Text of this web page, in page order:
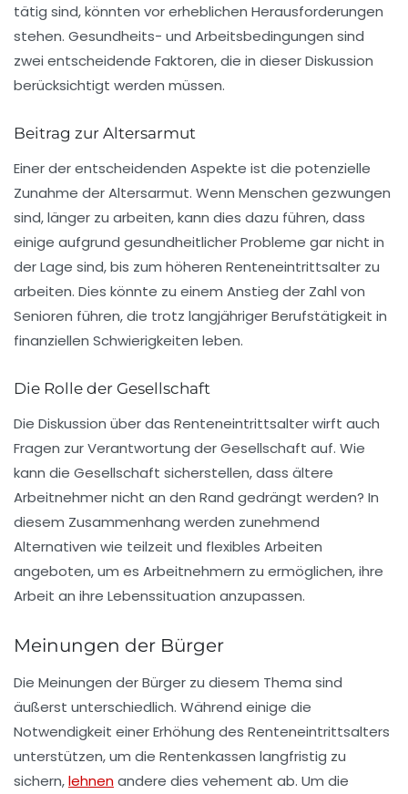
tätig sind, könnten vor erheblichen Herausforderungen
stehen. Gesundheits- und Arbeitsbedingungen sind
zwei entscheidende Faktoren, die in dieser Diskussion
berücksichtigt werden müssen.
Beitrag zur Altersarmut
Einer der entscheidenden Aspekte ist die potenzielle
Zunahme derAltersarmut. Wenn Menschen gezwungen
sind, länger zu arbeiten, kann dies dazu führen, dass
einige aufgrund gesundheitlicher Probleme gar nicht in
der Lage sind, bis zum höheren Renteneintrittsalter zu
arbeiten. Dies könnte zu einem Anstieg der Zahl von
Senioren führen, die trotz langjähriger Berufstätigkeit in
finanziellen Schwierigkeiten leben.
Die Rolle der Gesellschaft
Die Diskussion über das Renteneintrittsalter wirft auch
Fragen zur Verantwortung der Gesellschaft auf. Wie
kann die Gesellschaft sicherstellen, dass ältere
Arbeitnehmer nicht an den Rand gedrängt werden? In
diesem Zusammenhang werden zunehmend
Alternativen wie teilzeit und flexibles Arbeiten
angeboten, um es Arbeitnehmern zu ermöglichen, ihre
Arbeit an ihre Lebenssituation anzupassen.
Meinungen der Bürger
Die Meinungen der Bürger zu diesem Thema sind
äußerst unterschiedlich. Während einige die
Notwendigkeit einer Erhöhung des Renteneintrittsalters
unterstützen, um die Rentenkassen langfristig zu
sichern,lehnenandere dies vehement ab. Um die